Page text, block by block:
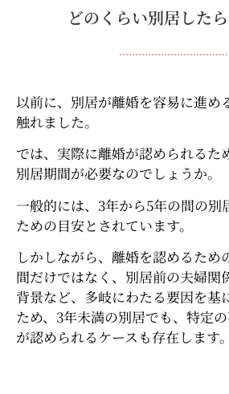
どのくらい別居した
以前に、別居が離婚を容易に進め
触れました。
では、実際に離婚が認められるた
別居期間が必要なのでしょうか。
一般的には、3年から5年の間の別
ための目安とされています。
しかしながら、離婚を認めるため
間だけではなく、別居前の夫婦関
背景など、多岐にわたる要因を基
ため、3年未満の別居でも、特定
が認められるケースも存在します。